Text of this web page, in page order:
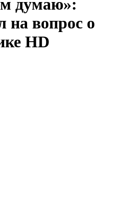
думаю»:
на вопрос о
HD